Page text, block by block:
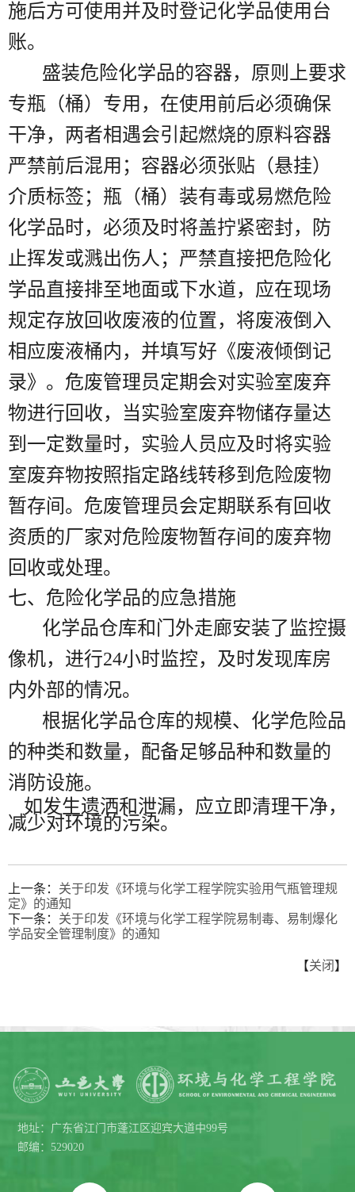
施后方可使用并及时登记化学品使用台
账。
盛装危险化学品的容器，原则上要求
专瓶（桶）专用，在使用前后必须确保
干净，两者相遇会引起燃烧的原料容器
严禁前后混用；容器必须张贴（悬挂）
介质标签；瓶（桶）装有毒或易燃危险
化学品时，必须及时将盖拧紧密封，防
止挥发或溅出伤人；严禁直接把危险化
学品直接排至地面或下水道，应在现场
规定存放回收废液的位置，将废液倒入
相应废液桶内，并填写好《废液倾倒记
录》。危废管理员定期会对实验室废弃
物进行回收，当实验室废弃物储存量达
到一定数量时，实验人员应及时将实验
室废弃物按照指定路线转移到危险废物
暂存间。危废管理员会定期联系有回收
资质的厂家对危险废物暂存间的废弃物
回收或处理。
七、危险化学品的应急措施
化学品仓库和门外走廊安装了监控摄
像机，进行24小时监控，及时发现库房
内外部的情况。
根据化学品仓库的规模、化学危险品
的种类和数量，配备足够品种和数量的
消防设施。
如发生遗洒和泄漏，应立即清理干净，
减少对环境的污染。
上一条： 关于印发《环境与化学工程学院实验用气瓶管理规
定》的通知
下一条： 关于印发《环境与化学工程学院易制毒、易制爆化
学品安全管理制度》的通知
【关闭 】
地址：广东省江门市蓬江区迎宾大道中99号
邮编：529020